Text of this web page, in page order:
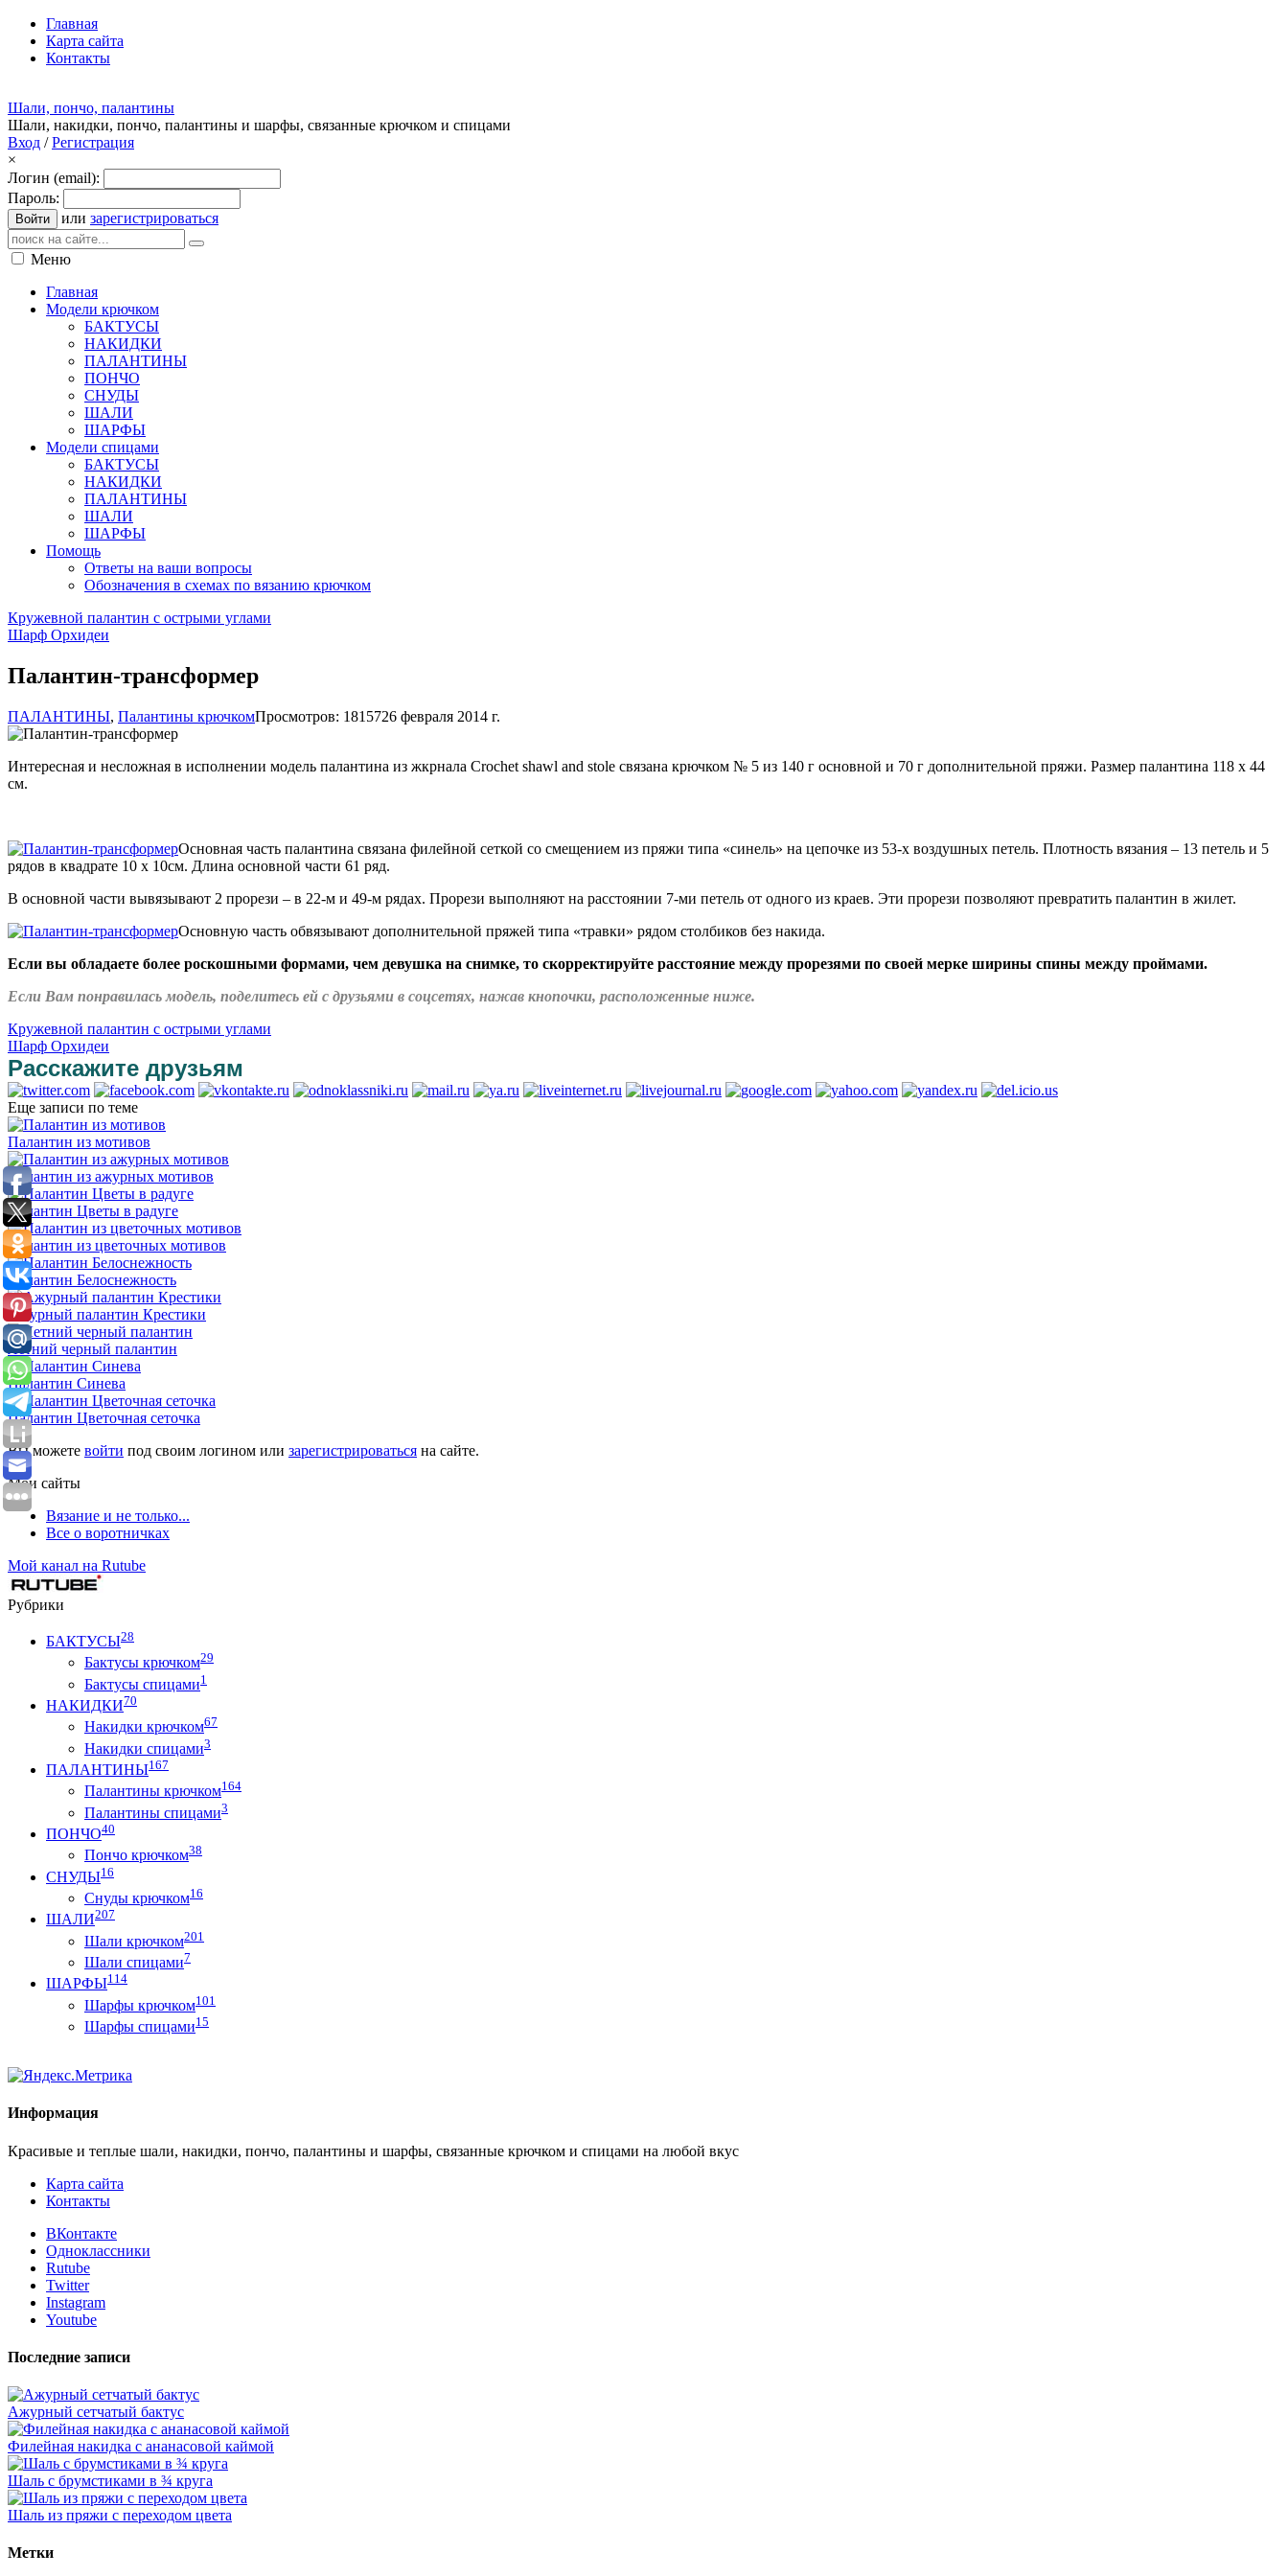
Главная
Карта сайта
Контакты
Шали, пончо, палантины
Шали, накидки, пончо, палантины и шарфы, связанные крючком и спицами
Вход /Регистрация
×
Логин (email):
Пароль:
Войти или зарегистрироваться
Меню
Главная
Модели крючком
БАКТУСЫ
НАКИДКИ
ПАЛАНТИНЫ
ПОНЧО
СНУДЫ
ШАЛИ
ШАРФЫ
Модели спицами
БАКТУСЫ
НАКИДКИ
ПАЛАНТИНЫ
ШАЛИ
ШАРФЫ
Помощь
Ответы на ваши вопросы
Обозначения в схемах по вязанию крючком
Кружевной палантин с острыми углами
Шарф Орхидеи
Палантин-трансформер
ПАЛАНТИНЫ, Палантины крючкомПросмотров: 1815726 февраля 2014 г.
Интересная и несложная в исполнении модель палантина из жкрнала Crochet shawl and stole связана крючком № 5 из 140 г основной и 70 г дополнительной пряжи. Размер палантина 118 х 44
см.
Основная часть палантина связана филейной сеткой со смещением из пряжи типа «синель» на цепочке из 53-х воздушных петель. Плотность вязания – 13 петель и 5
рядов в квадрате 10 х 10см. Длина основной части 61 ряд.
В основной части вывязывают 2 прорези – в 22-м и 49-м рядах. Прорези выполняют на расстоянии 7-ми петель от одного из краев. Эти прорези позволяют превратить палантин в жилет.
Основную часть обвязывают дополнительной пряжей типа «травки» рядом столбиков без накида.
Если вы обладаете более роскошными формами, чем девушка на снимке, то скорректируйте расстояние между прорезями по своей мерке ширины спины между проймами.
Если Вам понравилась модель, поделитесь ей с друзьями в соцсетях, нажав кнопочки, расположенные ниже.
Кружевной палантин с острыми углами
Шарф Орхидеи
Расскажите друзьям
Еще записи по теме
Палантин из мотивов
Палантин из ажурных мотивов
Палантин Цветы в радуге
Палантин из цветочных мотивов
Палантин Белоснежность
Ажурный палантин Крестики
Летний черный палантин
Палантин Синева
Палантин Цветочная сеточка
Вы можете войти под своим логином или зарегистрироваться на сайте.
Мои сайты
Вязание и не только...
Все о воротничках
Мой канал на Rutube
Рубрики
БАКТУСЫ28
Бактусы крючком29
Бактусы спицами1
НАКИДКИ70
Накидки крючком67
Накидки спицами3
ПАЛАНТИНЫ167
Палантины крючком164
Палантины спицами3
ПОНЧО40
Пончо крючком38
СНУДЫ16
Снуды крючком16
ШАЛИ207
Шали крючком201
Шали спицами7
ШАРФЫ114
Шарфы крючком101
Шарфы спицами15
Информация
Красивые и теплые шали, накидки, пончо, палантины и шарфы, связанные крючком и спицами на любой вкус
Карта сайта
Контакты
ВКонтакте
Одноклассники
Rutube
Twitter
Instagram
Youtube
Последние записи
Ажурный сетчатый бактус
Филейная накидка с ананасовой каймой
Шаль с брумстиками в ¾ круга
Шаль из пряжи с переходом цвета
Метки